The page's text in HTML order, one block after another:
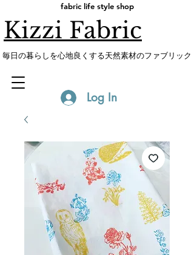
fabric life style shop
Kizzi Fabric
​毎日の暮らしを心地良くする天然素材のファブリック
Log In